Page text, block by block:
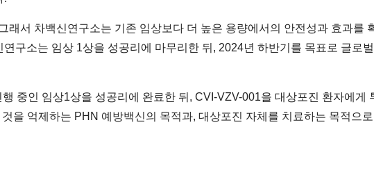
래서 차백신연구소는 기존 임상보다 더 높은 용량에서의 안전성과 효과를
구소는 임상 1상을 성공리에 마무리한 뒤, 2024년 하반기를 목표로 글로
중인 임상1상을 성공리에 완료한 뒤, CVI-VZV-001을 대상포진 환자에게
을 억제하는 PHN 예방백신의 목적과, 대상포진 자체를 치료하는 목적으